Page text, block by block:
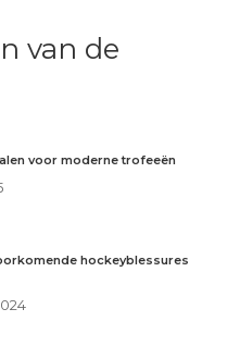
van de
voor moderne trofeeën
hockeyblessures